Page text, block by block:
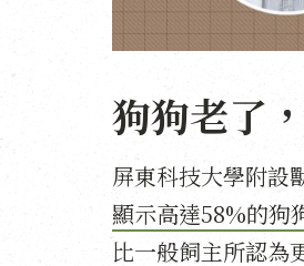
狗狗老了
屏東科技大學附設
顯示高達58%的狗
比一般飼主所認為